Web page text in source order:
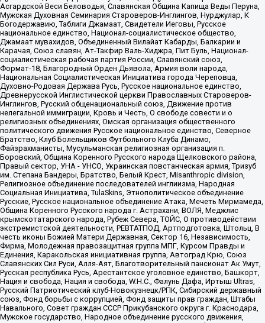
Асгардской Веси Беловодья, Славянская Община Капища Веды Перуна,
Мужская Духовная Семинария Староверов-Инглингов, Нурджулар, К
Богодержавию, Таблиги Джамаат, Свидетели Иеговы, Русское
национальное единство, Национал-социалистическое общество,
Джамаат мувахидов, Объединенный Вилайат Кабарды, Балкарии и
Карачая, Союз славян, Ат-Такфир Валь-Хиджра, Пит Буль, Национал-
социалистическая рабочая партия России, Славянский союз,
Формат-18, Благородный Орден Дьявола, Армия воли народа,
Национальная Социалистическая Инициатива города Череповца,
Духовно-Родовая Держава Русь, Русское национальное единство,
Древнерусской Инглистической церкви Православных Староверов-
Инглингов, Русский общенациональный союз, Движение против
нелегальной иммиграции, Кровь и Честь, О свободе совести и о
религиозных объединениях, Омская организация общественного
политического движения Русское национальное единство, Северное
Братство, Клуб Болельщиков Футбольного Клуба Динамо,
Файзрахманисты, Мусульманская религиозная организация п.
Боровский, Община Коренного Русского народа Щелковского района,
Правый сектор, УНА - УНСО, Украинская повстанческая армия, Тризуб
им. Степана Бандеры, Братство, Белый Крест, Misanthropic division,
Религиозное объединение последователей инглиизма, Народная
Социальная Инициатива, TulaSkins, Этнополитическое объединение
Русские, Русское национальное объединение Атака, Мечеть Мирмамеда,
Община Коренного Русского народа г. Астрахани, ВОЛЯ, Меджлис
крымскотатарского народа, Рубеж Севера, ТОЙС, О противодействии
экстремистской деятельности, РЕВТАТПОД, Артподготовка, Штольц, В
честь иконы Божией Матери Державная, Сектор 16, Независимость,
Фирма, Молодежная правозащитная группа МПГ, Курсом Правды и
Единения, Каракольская инициативная группа, Автоград Крю, Союз
Славянских Сил Руси, Алля-Аят, Благотворительный пансионат Ак Умут,
Русская республика Русь, Арестантское уголовное единство, Башкорт,
Нация и свобода, Нация и свобода, W.H.С., Фалунь Дафа, Иртыш Ultras,
Русский Патриотический клуб-Новокузнецк/РПК, Сибирский державный
союз, Фонд борьбы с коррупцией, Фонд защиты прав граждан, Штабы
Навального, Совет граждан СССР Прикубанского округа г. Краснодара,
Мужское государство, Народное объединение русского движения,